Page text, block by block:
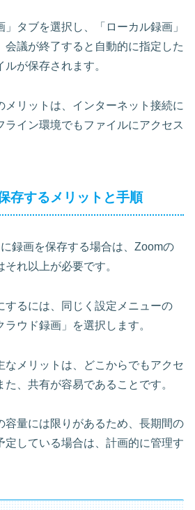
タブを選択し、「ローカル録画」
会議が終了すると自動的に指定した
が保存されます。
メリットは、インターネット接続に
ライン環境でもファイルにアクセス
存するメリットと手順
録画を保存する場合は、Zoomの
れ以上が必要です。
するには、同じく設定メニューの
ラウド録画」を選択します。
なメリットは、どこからでもアクセ
、共有が容易であることです。
容量には限りがあるため、長期間の
定している場合は、計画的に管理す